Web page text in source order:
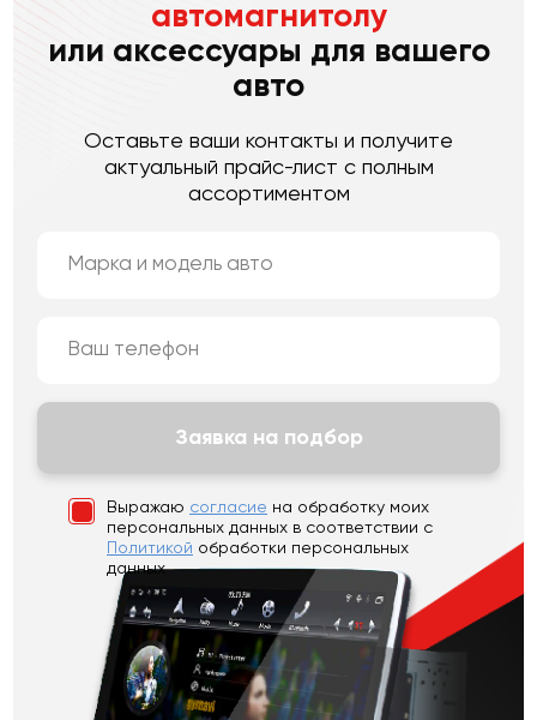
автомагнитолу
или аксессуары для вашего
авто
Оставьте ваши контакты и получите
актуальный прайс-лист с полным
ассортиментом
Выражаю согласие на обработку моих
персональных данных в соответствии с
Политикой обработки персональных
данных
Заявка на подбор